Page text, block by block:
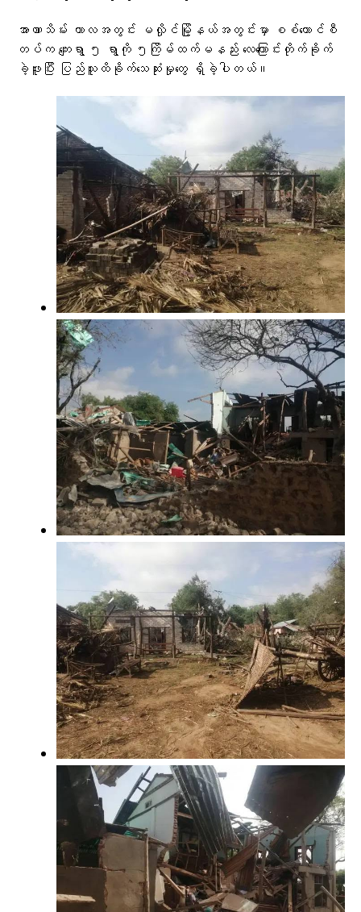
အာဏာသိမ်း ကာလအတွင်း မလှိုင်မြို့နယ်အတွင်းမှာ စစ်ကောင်စီ
တပ်က ကျေးရွာ ၅ ရွာကို ၅ကြိမ်ထက်မနည်း လေကြောင်းတိုက်ခိုက်
ခဲ့ဖူးပြီး ပြည်သူထိခိုက်သေဆုံးမှုတွေ ရှိခဲ့ပါတယ်။